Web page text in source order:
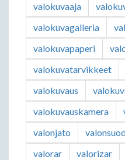
valokuvaaja
valokuvagalleria
valokuvapaperi
valokuvatarvikkeet
valokuvaus
valokuvauskamera
valonjato
valorar
valorizar